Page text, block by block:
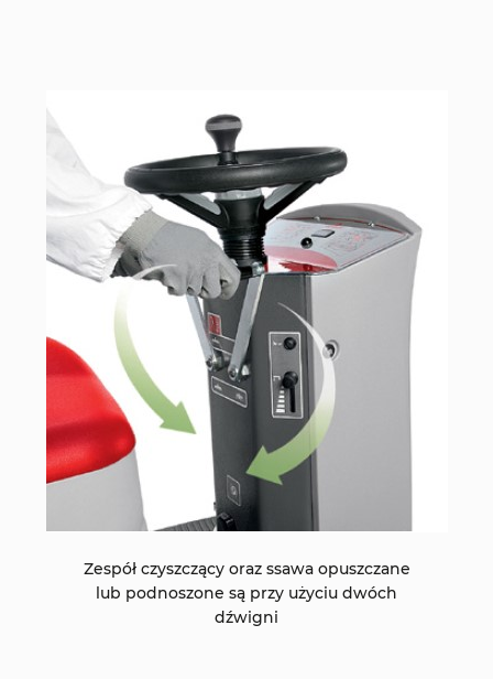
Zespół czyszczący oraz ssawa opuszczane
lub podnoszone są przy użyciu dwóch
dźwigni